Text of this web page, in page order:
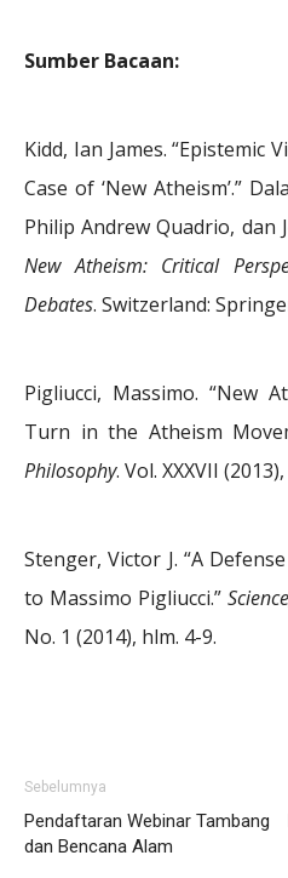
Sumber Bacaan:
Kidd, Ian James. “Epistemic
Case of ‘New Atheism’.”
Philip Andrew Quadrio, dan
New Atheism: Critical
Debates. Switzerland:
Pigliucci, Massimo. “New
Turn in the Atheism
Philosophy. Vol. XXXVII
Stenger, Victor J. “A
to Massimo Pigliucci.”
No. 1 (2014), hlm. 4-9.
Sebelumnya
Pendaftaran Webinar Tambang
dan Bencana Alam